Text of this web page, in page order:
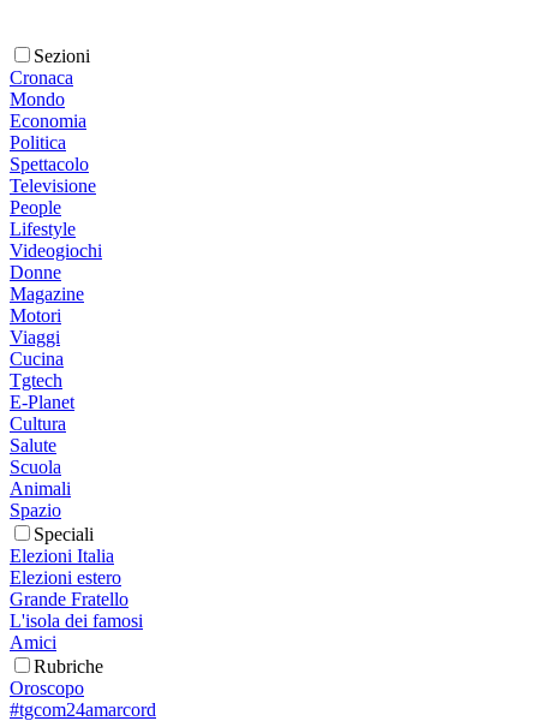
Sezioni
Cronaca
Mondo
Economia
Politica
Spettacolo
Televisione
People
Lifestyle
Videogiochi
Donne
Magazine
Motori
Viaggi
Cucina
Tgtech
E-Planet
Cultura
Salute
Scuola
Animali
Spazio
Speciali
Elezioni Italia
Elezioni estero
Grande Fratello
L'isola dei famosi
Amici
Rubriche
Oroscopo
#tgcom24amarcord